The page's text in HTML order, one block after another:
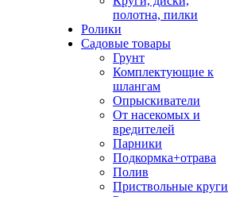
полотна, пилки
Ролики
Садовые товары
Грунт
Комплектующие к
шлангам
Опрыскиватели
От насекомых и
вредителей
Парники
Подкормка+отрава
Полив
Приствольные круги